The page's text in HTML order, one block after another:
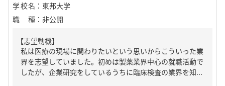
学校名 ： 東邦大学
職種 ： 非公開
【志望動機】
私は医療の現場に関わりたいという思いからこういった業
界を志望していました。初めは製薬業界中心の就職活動で
したが、企業研究をしているうちに臨床検査の業界を知...